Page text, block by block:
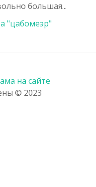
большая...
"цабомеэр"
на сайте
© 2023